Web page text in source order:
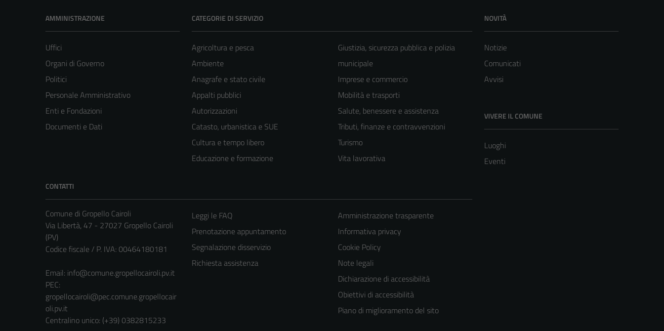
AMMINISTRAZIONE
Uffici
Organi di Governo
Politici
Personale Amministrativo
Enti e Fondazioni
Documenti e Dati
CATEGORIE DI SERVIZIO
Agricoltura e pesca
Ambiente
Anagrafe e stato civile
Appalti pubblici
Autorizzazioni
Catasto, urbanistica e SUE
Cultura e tempo libero
Educazione e formazione
Giustizia, sicurezza pubblica e polizia
municipale
Imprese e commercio
Mobilità e trasporti
Salute, benessere e assistenza
Tributi, finanze e contravvenzioni
Turismo
Vita lavorativa
NOVITÀ
Notizie
Comunicati
Avvisi
VIVERE IL COMUNE
Luoghi
Eventi
CONTATTI
Comune di Gropello Cairoli
Via Libertà, 47 - 27027 Gropello Cairoli
(PV)
Codice fiscale / P. IVA: 00464180181
Email: info@comune.gropellocairoli.pv.it
PEC:
gropellocairoli@pec.comune.gropellocair
oli.pv.it
Centralino unico: (+39) 0382815233
Leggi le FAQ
Prenotazione appuntamento
Segnalazione disservizio
Richiesta assistenza
Amministrazione trasparente
Informativa privacy
Cookie Policy
Note legali
Dichiarazione di accessibilità
Obiettivi di accessibilità
Piano di miglioramento del sito